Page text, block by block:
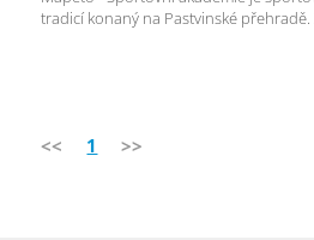
tradicí konaný na Pastvinské
<< 1 >>